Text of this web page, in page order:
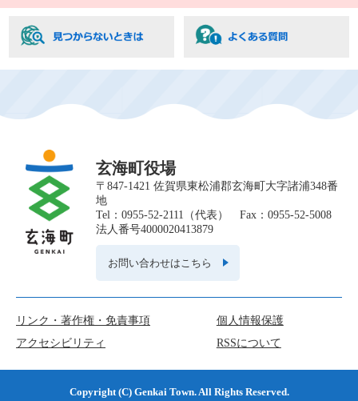
玄海町役場
〒847-1421 佐賀県東松浦郡玄海町大字諸浦348番
地
Tel：0955-52-2111（代表） Fax：0955-52-5008
法人番号4000020413879
お問い合わせはこちら
リンク・著作権・免責事項
個人情報保護
アクセシビリティ
RSSについて
Copyright (C) Genkai Town. All Rights Reserved.